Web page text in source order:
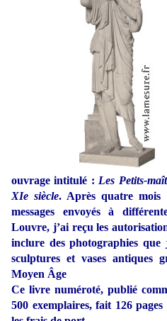
ouvrage intitulé : Les Petits-
XIe siècle. Après quatre mois
messages envoyés à
Louvre, j’ai reçu les
inclure des photographies que
sculptures et vases antiques
Moyen Âge
Ce livre numéroté, publié
500 exemplaires, fait 126